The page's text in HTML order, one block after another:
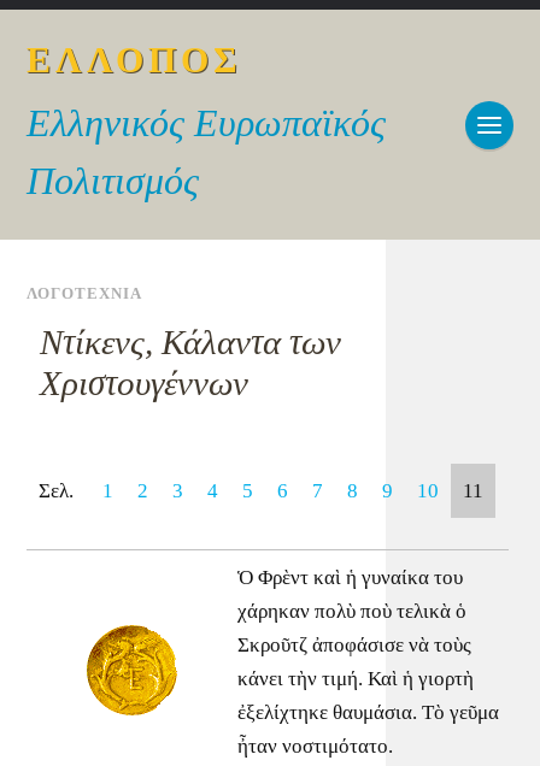
ΕΛΛΟΠΟΣ
Ελληνικός Ευρωπαϊκός
Πολιτισμός
ΛΟΓΟΤΕΧΝΙΑ
Ντίκενς, Κάλαντα των
Χριστουγέννων
Σελ. 1 2 3 4 5 6 7 8 9 10 11
Ὁ Φρὲντ καὶ ἡ γυναίκα του
χάρηκαν πολὺ ποὺ τελικὰ ὁ
Σκροῦτζ ἀποφάσισε νὰ τοὺς
κάνει τὴν τιμή. Καὶ ἡ γιορτὴ
ἐξελίχτηκε θαυμάσια. Τὸ γεῦμα
ἦταν νοστιμότατο.